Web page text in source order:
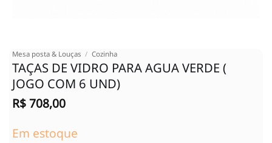
Mesa posta & Louças / Cozinha
TAÇAS DE VIDRO PARA AGUA VERDE (
JOGO COM 6 UND)
R$708,00
Em estoque